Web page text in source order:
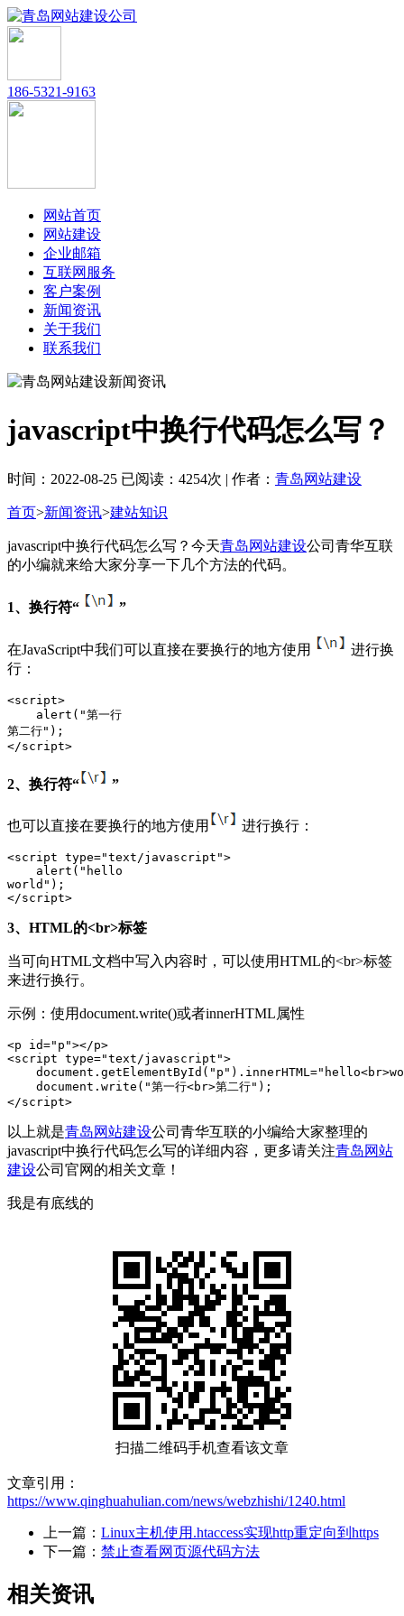
186-5321-9163
网站首页
网站建设
企业邮箱
互联网服务
客户案例
新闻资讯
关于我们
联系我们
javascript中换行代码怎么写？
时间：2022-08-25 已阅读：4254次 | 作者： 青岛网站建设
首页>新闻资讯>建站知识
javascript中换行代码怎么写？今天青岛网站建设公司青华互联
的小编就来给大家分享一下几个方法的代码。
1、换行符“ ”
在JavaScript中我们可以直接在要换行的地方使用
进行换
行：
<script>
alert("第一行
第二行");
</script>
2、换行符“ ”
也可以直接在要换行的地方使用 进行换行：
<script type="text/javascript">
alert("hello
world");
</script>
3、HTML的<br>标签
当可向HTML文档中写入内容时，可以使用HTML的<br>标签
来进行换行。
示例：使用document.write()或者innerHTML属性
<p id="p"></p>
<script type="text/javascript">
document.write("第一行<br>第二行");
</script>
以上就是青岛网站建设公司青华互联的小编给大家整理的
javascript中换行代码怎么写的详细内容，更多请关注青岛网站
建设公司官网的相关文章！
我是有底线的
扫描二维码手机查看该文章
文章引用：
https://www.qinghuahulian.com/news/webzhishi/1240.html
上一篇： Linux主机使用.htaccess实现http重定向到https
下一篇： 禁止查看网页源代码方法
相关资讯